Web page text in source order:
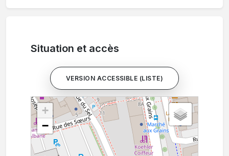
Situation et accès
VERSION ACCESSIBLE (LISTE)
+
−